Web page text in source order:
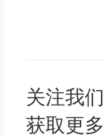
关注我
获取更